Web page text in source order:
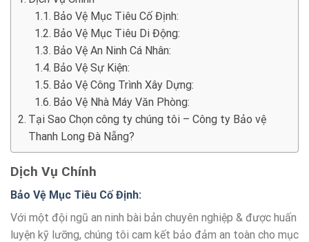
Bảo Vệ Mục Tiêu Cố Định:
Bảo Vệ Mục Tiêu Di Động:
Bảo Vệ An Ninh Cá Nhân:
Bảo Vệ Sự Kiện:
Bảo Vệ Công Trình Xây Dựng:
Bảo Vệ Nhà Máy Văn Phòng:
Tại Sao Chọn công ty chúng tôi – Công ty Bảo vệ
Thanh Long Đà Nẵng?
Dịch Vụ Chính
Bảo Vệ Mục Tiêu Cố Định:
Với một đội ngũ an ninh bài bản chuyên nghiệp & được huấn
luyện kỹ lưỡng, chúng tôi cam kết bảo đảm an toàn cho mục